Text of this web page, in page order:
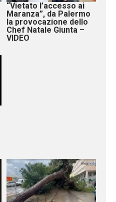
“Vietato l’accesso ai
Maranza”, da Palermo
la provocazione dello
Chef Natale Giunta –
VIDEO